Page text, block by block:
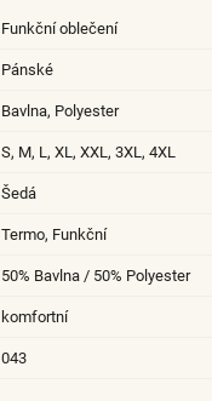
Funkční oblečení
Pánské
Bavlna, Polyester
S, M, L , XL , XXL , 3XL , 4XL
Šedá
Termo, Funkční
50% Bavlna / 50% Polyester
komfortní
043